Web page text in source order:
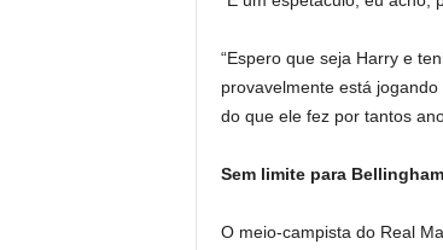
“Espero que seja Harry e
provavelmente está
do que ele fez por tantos
Sem limite para Bellingham
O meio-campista do Real